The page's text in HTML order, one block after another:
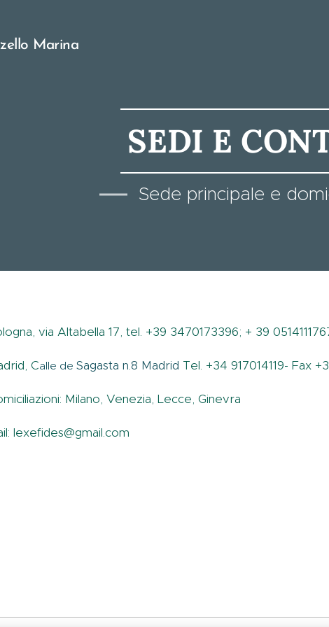
Marina
SEDI E
Sede principale e
via Altabella 17, tel. +39 3470173396; + 39
Calle de Sagasta n.8 Madrid Tel. +34 917014119- Fax
Milano, Venezia, Lecce, Ginevra
lexefides@gmail.com